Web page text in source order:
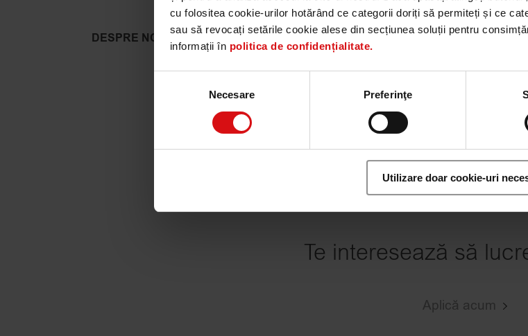
cu folositea cookie-urilor hotărând ce categorii doriți să permiteți și ce
sau să revocați setările cookie alese din secțiunea soluții pentru
informații în politica de confidențialitate.
consimțământului
Necesare Preferinţe
Utilizare doar cookie-uri
DESPRE NOI
Plan.Net Group este cel mai important
având echipe competente de specialiști în
intelligence și marketing automatizat, de la
produse și campanii integrate, de la strategii
planificare media și comerț conectat.
Te interesează să
Aplică acum